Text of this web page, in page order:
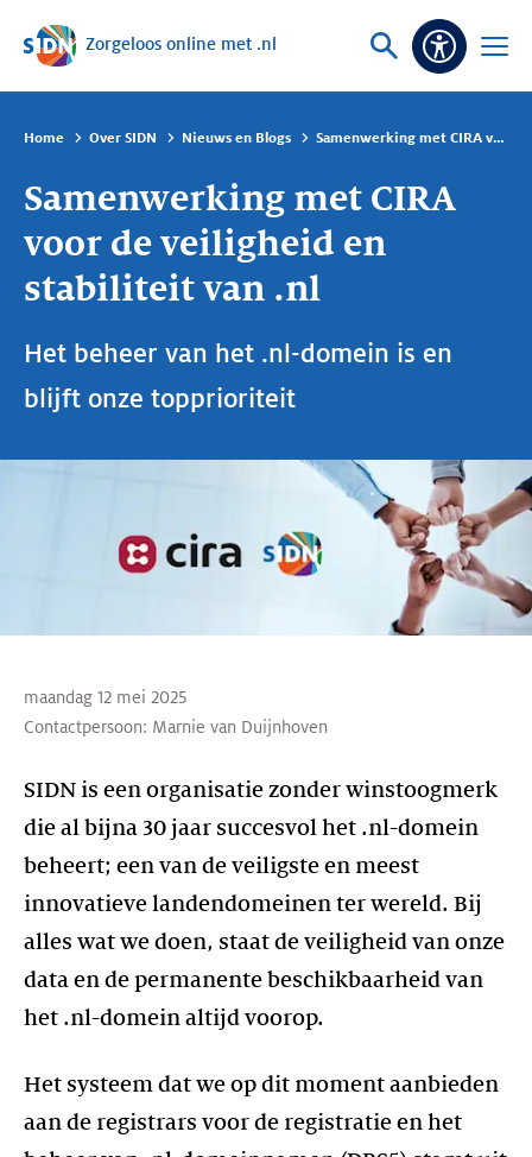
Sla navigatie over
Zorgeloos online met .nl
Vraag
Open
Home Over SIDN Nieuws en Blogs Samenwerking met CIRA voor de veiligheid en stabiliteit van .nl
Samenwerking met CIRA
voor de veiligheid en
stabiliteit van .nl
Het beheer van het .nl-domein is en
blijft onze topprioriteit
maandag 12 mei 2025
Contactpersoon: Marnie van Duijnhoven
SIDN is een organisatie zonder winstoogmerk
die al bijna 30 jaar succesvol het .nl-domein
beheert; een van de veiligste en meest
innovatieve landendomeinen ter wereld. Bij
alles wat we doen, staat de veiligheid van onze
data en de permanente beschikbaarheid van
het .nl-domein altijd voorop.
Het systeem dat we op dit moment aanbieden
aan de registrars voor de registratie en het